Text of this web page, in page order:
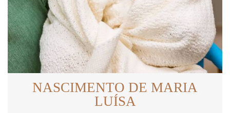
NASCIMENTO DE MARIA
LUÍSA